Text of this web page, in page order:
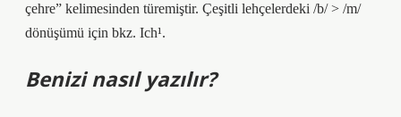
çehre” kelimesinden türemiştir. Çeşitli lehçelerdeki /b/ > /m/
dönüşümü için bkz. Ich¹.
Benizi nasıl yazılır?